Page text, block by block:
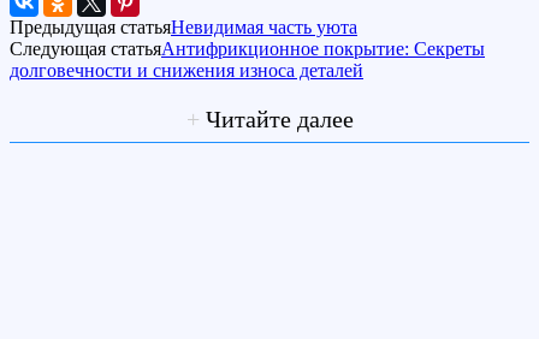
Предыдущая статьяНевидимая часть уюта
Следующая статьяАнтифрикционное покрытие: Секреты
долговечности и снижения износа деталей
+ Читайте далее